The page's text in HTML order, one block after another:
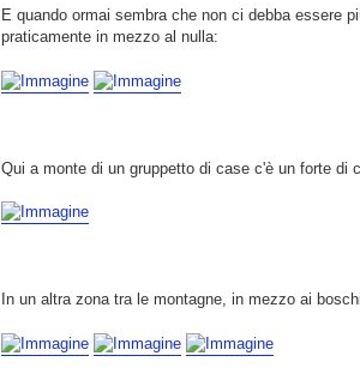
E quando ormai sembra che non ci debba essere
praticamente in mezzo al nulla:
Qui a monte di un gruppetto di case c'è un forte di
In un altra zona tra le montagne, in mezzo ai